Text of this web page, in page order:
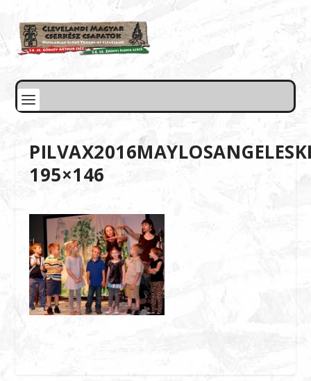
195×146